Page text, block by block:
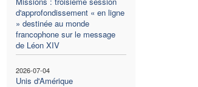
d'approfondissement « en ligne
» destinée au monde
francophone sur le message
de Léon XIV
2026-07-04
Unis d'Amérique